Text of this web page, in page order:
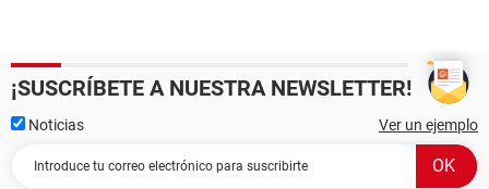
¡SUSCRÍBETE A NUESTRA NEWSLETTER!
Noticias Ver un ejemplo